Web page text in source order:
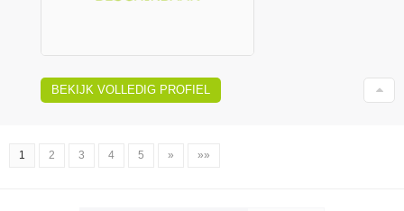
BEKIJK VOLLEDIG PROFIEL
1 2 3 4 5 » »»